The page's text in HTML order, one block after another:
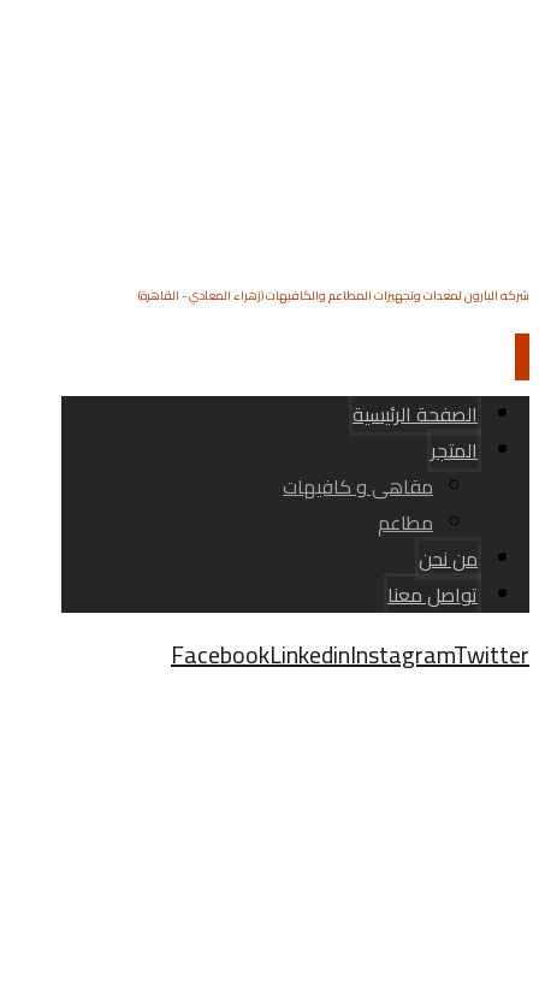
شركه البارون لمعدات وتجهيزات المطاعم والكافيهات (زهراء المعادي - القاهرة)
الصفحة الرئيسية
المتجر
مقاهى و كافيهات
مطاعم
من نحن
تواصل معنا
FacebookLinkedinInstagramTwitter